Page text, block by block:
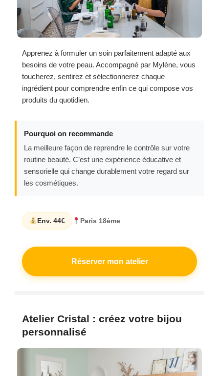
Apprenez à formuler un soin parfaitement adapté aux
besoins de votre peau. Accompagné par Mylène, vous
toucherez, sentirez et sélectionnerez chaque
ingrédient pour comprendre enfin ce qui compose vos
produits du quotidien.
Pourquoi on recommande
La meilleure façon de reprendre le contrôle sur votre
routine beauté. C’est une expérience éducative et
sensorielle qui change durablement votre regard sur
les cosmétiques.
Env. 44€ Paris 18ème
Réserver mon atelier
Atelier Cristal : créez votre bijou
personnalisé